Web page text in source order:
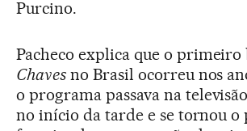
Purcino.
Pacheco explica que o primeiro
Chavesno Brasil ocorreu nos
o programa passava na
no início da tarde e se tornou o